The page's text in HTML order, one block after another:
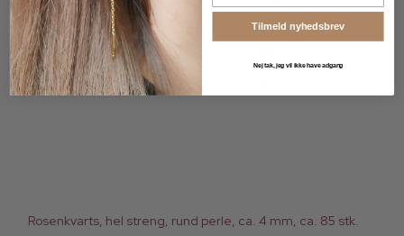
Rosenkvarts, hel streng, rund perle, ca. 4 mm, ca. 85 stk.
Tilmeld nyhedsbrev
Nej tak, jeg vil ikke have adgang